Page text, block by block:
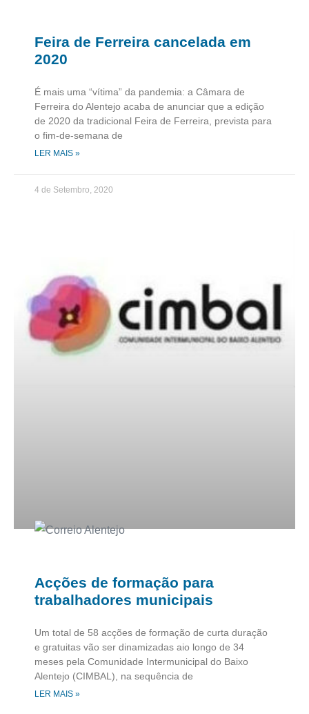
Feira de Ferreira cancelada em
2020
É mais uma “vítima” da pandemia: a Câmara de
Ferreira do Alentejo acaba de anunciar que a edição
de 2020 da tradicional Feira de Ferreira, prevista para
o fim-de-semana de
LER MAIS »
4 de Setembro, 2020
Acções de formação para
trabalhadores municipais
Um total de 58 acções de formação de curta duração
e gratuitas vão ser dinamizadas aio longo de 34
meses pela Comunidade Intermunicipal do Baixo
Alentejo (CIMBAL), na sequência de
LER MAIS »